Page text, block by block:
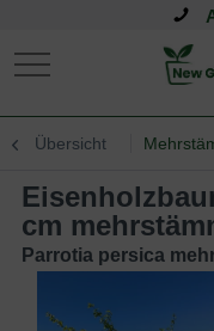
Übersicht
Eisenholzbaum / Parrotie 275-300
cm
Parrotia persica